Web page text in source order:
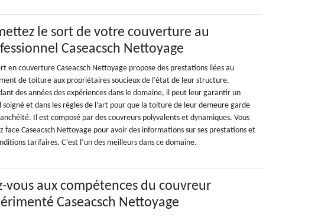
le sort de votre couverture au
Caseacsch Nettoyage
en couverture Caseacsch Nettoyage propose des prestations liées au
de toiture aux propriétaires soucieux de l’état de leur structure.
des années des expériences dans le domaine, il peut leur garantir un
soigné et dans les règles de l’art pour que la toiture de leur demeure garde
Il est composé par des couvreurs polyvalents et dynamiques. Vous
face Caseacsch Nettoyage pour avoir des informations sur ses prestations et
tarifaires. C’est l’un des meilleurs dans ce domaine.
vous aux compétences du couvreur
Caseacsch Nettoyage